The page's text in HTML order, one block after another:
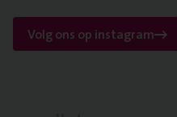
Volg ons op instagram